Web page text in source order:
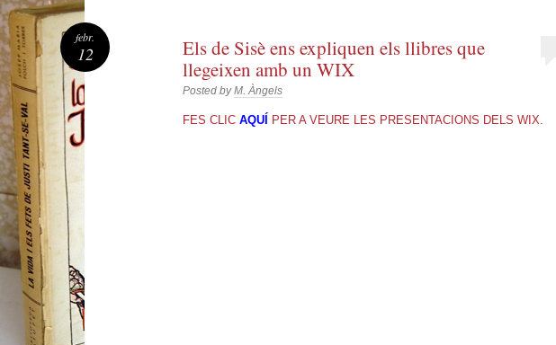
Els de Sisè ens expliquen els llibres que
llegeixen amb un WIX
Posted byM. Àngels
FES CLICAQUÍ PER A VEURE LES PRESENTACIONS DELS WIX.
febr.
12